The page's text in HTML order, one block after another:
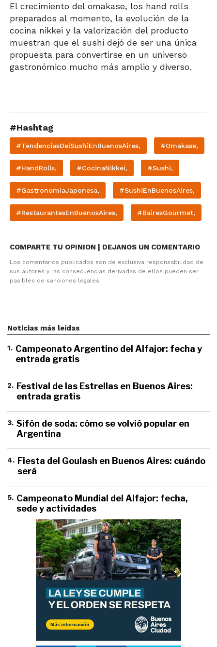
El crecimiento del omakase, los hand rolls
preparados al momento, la evolución de la
cocina nikkei y la valorización del producto
muestran que el sushi dejó de ser una única
propuesta para convertirse en un universo
gastronómico mucho más amplio y diverso.
#Hashtag
#TendenciasDelSushiEnBuenosAires, #Omakase,
#HandRolls, #CocinaNikkei, #Sushi,
#GastronomiaJaponesa, #SushiEnBuenosAires,
#RestaurantesEnBuenosAires, #BairesGourmet,
COMPARTE TU OPINION | DEJANOS UN COMENTARIO
Los comentarios publicados son de exclusiva responsabilidad de
sus autores y las consecuencias derivadas de ellos pueden ser
pasibles de sanciones legales.
Noticias más leídas
1. Campeonato Argentino del Alfajor: fecha y
entrada gratis
2. Festival de las Estrellas en Buenos Aires:
entrada gratis
3. Sifón de soda: cómo se volvió popular en
Argentina
4. Fiesta del Goulash en Buenos Aires: cuándo
será
5. Campeonato Mundial del Alfajor: fecha,
sede y actividades